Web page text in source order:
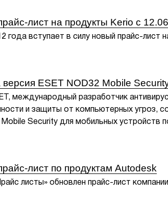
лист на продукты Kerio c
года вступает в силу новый прайс-лист
ESET NOD32 Mobile
международный разработчик
и защиты от компьютерных угроз,
Mobile Security для мобильных устройств
лист по продуктам Autodesk
листы» обновлен прайс-лист